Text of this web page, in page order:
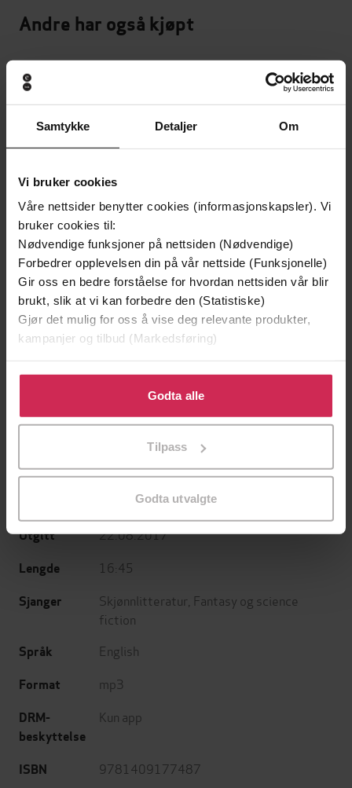
Samtykke Detaljer Om
Vi bruker cookies
Våre nettsider benytter cookies (informasjonskapsler). Vi
bruker cookies til:
Nødvendige funksjoner på nettsiden (Nødvendige)
Forbedrer opplevelsen din på vår nettside (Funksjonelle)
Gir oss en bedre forståelse for hvordan nettsiden vår blir
brukt, slik at vi kan forbedre den (Statistiske)
Gjør det mulig for oss å vise deg relevante produkter,
kampanjer og tilbud (Markedsføring)
Klikk på «Godta alle» for å gi oss ditt samtykke til å
bruke cookies for alle disse formålene. Du kan også
tilpasse ditt samtykke til spesifikke formål ved å klikke
Godta alle
Tilpass
Godta utvalgte
Andre har også kjøpt
199,-
Minnesota
Jo Nesbø
Premium
Første gang på tilbud
Utskudd
John Hornor Jacobs(forfatter),
Pacey(innleser)
Gollancz
Utgitt 22.08.2017
Lengde 16:45
Sjanger Skjønnlitteratur Fantasy og science
fiction
Språk English
Format mp3
DRM-
beskyttelse
Kun app
ISBN 9781409177487